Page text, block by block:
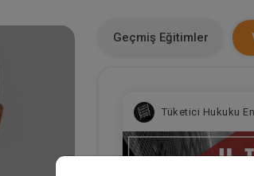
Geçmiş Eğitimler
Tüketici Hukuku